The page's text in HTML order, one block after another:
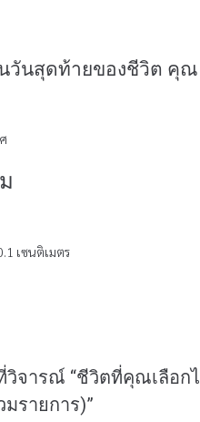
วันสุดท้ายของชีวิต คุณ
เซนติเมตร
วิจารณ์ “ชีวิตที่คุณเลือก
รายการ)”